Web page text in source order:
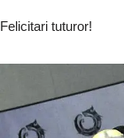
Felicitari tuturor!